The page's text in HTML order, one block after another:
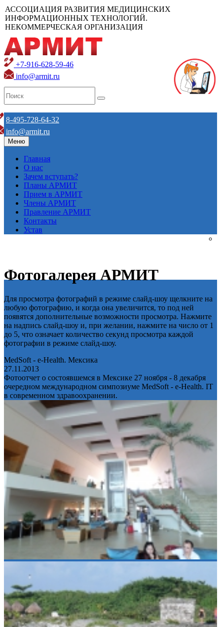
АССОЦИАЦИЯ РАЗВИТИЯ МЕДИЦИНСКИХ
ИНФОРМАЦИОННЫХ ТЕХНОЛОГИЙ.
НЕКОММЕРЧЕСКАЯ ОРГАНИЗАЦИЯ
+7-916-628-59-46
info@armit.ru
8-495-728-64-32
info@armit.ru
Меню
Главная
О нас
Зачем вступать?
Планы АРМИТ
Прием в АРМИТ
Члены АРМИТ
Правление АРМИТ
Контакты
Устав
Фотогалерея АРМИТ
Для просмотра фотографий в режиме слайд-шоу щелкните на
любую фотографию, и когда она увеличится, то под ней
появятся дополнительные возможности просмотра. Нажмите
на надпись слайд-шоу и, при желании, нажмите на число от 1
до 5, что означает количество секунд просмотра каждой
фотографии в режиме слайд-шоу.
MedSoft - e-Health. Мексика
27.11.2013
Фотоотчет о состоявшемся в Мексике 27 ноября - 8 декабря
очередном международном симпозиуме MedSoft - e-Health. IT
в современном здравоохранении.